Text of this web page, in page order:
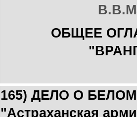
ОБЩЕЕ
165) ДЕЛО О
"Астраханская